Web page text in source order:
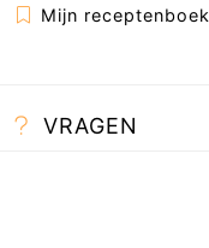
Mijn receptenboek
VRAGEN